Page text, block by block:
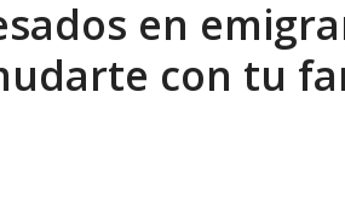
derechos humanos en el Minister...
en
con tu